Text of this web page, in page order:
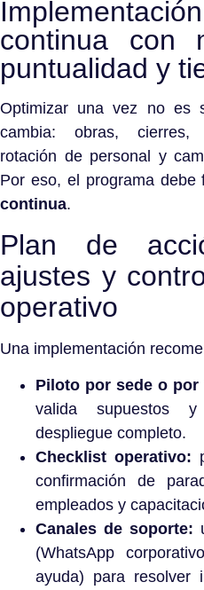
continua con
puntualidad y
Optimizar una vez no es
cambia: obras, cierres,
rotación de personal y
Por eso, el programa debe
continua.
Plan de
ajustes y
operativo
Una implementación
Piloto por sede o por
valida supuestos
despliegue completo.
Checklist operativo:
confirmación de
empleados y
Canales de soporte:
(WhatsApp
ayuda) para resolver